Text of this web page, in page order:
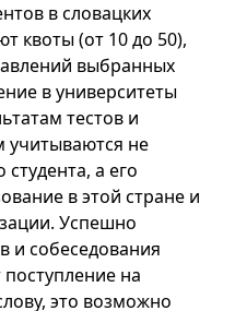
в словацких
квоты (от 10 до 50),
выбранных
в университеты
тестов и
учитываются не
а его
в этой стране и
Успешно
и собеседования
на
это возможно